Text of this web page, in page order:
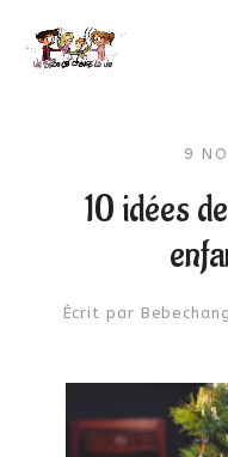
9
10 idées
Écrit par